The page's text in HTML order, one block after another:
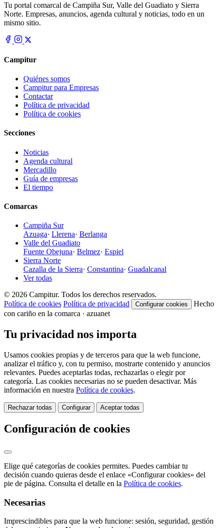
Tu portal comarcal de Campiña Sur, Valle del Guadiato y Sierra
Norte. Empresas, anuncios, agenda cultural y noticias, todo en un
mismo sitio.
Campitur
Quiénes somos
Campitur para Empresas
Contactar
Política de privacidad
Política de cookies
Secciones
Noticias
Agenda cultural
Mercadillo
Guía de empresas
El tiempo
Comarcas
Campiña Sur
Azuaga· Llerena· Berlanga
Valle del Guadiato
Fuente Obejuna· Belmez· Espiel
Sierra Norte
Cazalla de la Sierra· Constantina· Guadalcanal
Ver todas
© 2026 Campitur. Todos los derechos reservados.
Política de cookies Política de privacidad Configurar cookies
Hecho
con cariño en la comarca · azuanet
Tu privacidad nos importa
Usamos cookies propias y de terceros para que la web funcione,
analizar el tráfico y, con tu permiso, mostrarte contenido y anuncios
relevantes. Puedes aceptarlas todas, rechazarlas o elegir por
categoría. Las cookies necesarias no se pueden desactivar. Más
información en nuestra Política de cookies.
Rechazar todas Configurar Aceptar todas
Configuración de cookies
Elige qué categorías de cookies permites. Puedes cambiar tu
decisión cuando quieras desde el enlace «Configurar cookies» del
pie de página. Consulta el detalle en la Política de cookies.
Necesarias
Imprescindibles para que la web funcione: sesión, seguridad, gestión